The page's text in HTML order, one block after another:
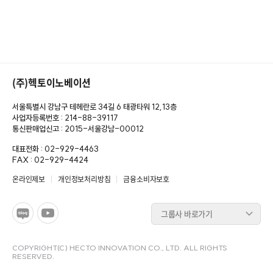
(주)헥토이노베이션
서울특별시 강남구 테헤란로 34길 6 태광타워 12,13층
사업자등록번호 : 214-88-39117
통신판매업신고 : 2015-서울강남-00012
대표전화 : 02-929-4463
FAX : 02-929-4424
온라인제보 개인정보처리방침 금융소비자보호
그룹사 바로가기
COPYRIGHT(C) HECTO INNOVATION CO., LTD. ALL RIGHTS
RESERVED.